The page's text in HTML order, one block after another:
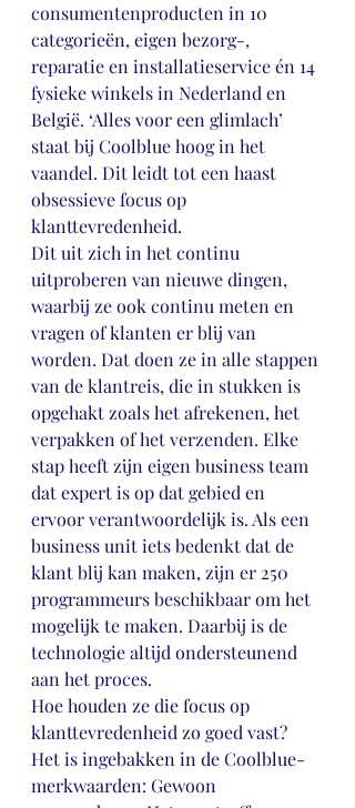
consumentenproducten in 10
categorieën, eigen bezorg-,
reparatie en installatieservice én 14
fysieke winkels in Nederland en
België. ‘Alles voor een glimlach’
staat bij Coolblue hoog in het
vaandel. Dit leidt tot een haast
obsessieve focus op
klanttevredenheid.
Dit uit zich in het continu
uitproberen van nieuwe dingen,
waarbij ze ook continu meten en
vragen of klanten er blij van
worden. Dat doen ze in alle stappen
van de klantreis, die in stukken is
opgehakt zoals het afrekenen, het
verpakken of het verzenden. Elke
stap heeft zijn eigen business team
dat expert is op dat gebied en
ervoor verantwoordelijk is. Als een
business unit iets bedenkt dat de
klant blij kan maken, zijn er 250
programmeurs beschikbaar om het
mogelijk te maken. Daarbij is de
technologie altijd ondersteunend
aan het proces.
Hoe houden ze die focus op
klanttevredenheid zo goed vast?
Het is ingebakken in de Coolblue-
merkwaarden: Gewoon